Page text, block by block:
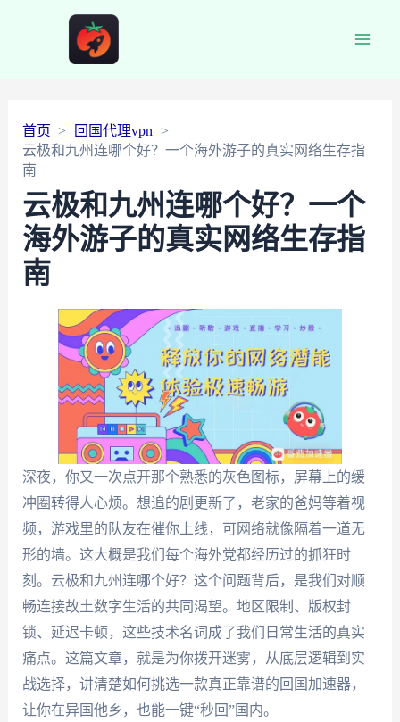
首页
回国代理vpn
云极和九州连哪个好？一个海外游子的真实网络生存指
南
云极和九州连哪个好？一个
海外游子的真实网络生存指
南
深夜，你又一次点开那个熟悉的灰色图标，屏幕上的缓
冲圈转得人心烦。想追的剧更新了，老家的爸妈等着视
频，游戏里的队友在催你上线，可网络就像隔着一道无
形的墙。这大概是我们每个海外党都经历过的抓狂时
刻。云极和九州连哪个好？这个问题背后，是我们对顺
畅连接故土数字生活的共同渴望。地区限制、版权封
锁、延迟卡顿，这些技术名词成了我们日常生活的真实
痛点。这篇文章，就是为你拨开迷雾，从底层逻辑到实
战选择，讲清楚如何挑选一款真正靠谱的回国加速器，
让你在异国他乡，也能一键“秒回”国内。